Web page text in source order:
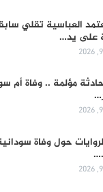
العباسية تقلي
على يد…
مؤلمة .. وفاة أم
حول وفاة